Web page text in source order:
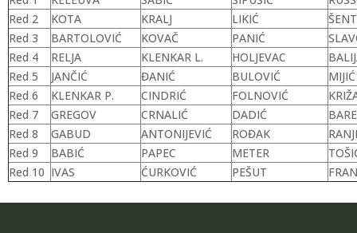
Red 2
KOTA KRALJ LIKIĆ
Red 3
BARTOLOVIĆ KOVAČ PANIĆ
Red 4
RELJA KLENKAR L. HOLJEVAC
Red 5
JANČIĆ ĐANIĆ BULOVIĆ
MIJIĆ
Red 6
KLENKAR P. CINDRIĆ FOLNOVIĆ
Red 7
GREGOV CRNALIĆ DADIĆ
BARE
Red 8
GABUD ANTONIJEVIĆ ROĐAK
Red 9
BABIĆ PAPEC METER
Red 10 IVAS ĆURKOVIĆ PEŠUT